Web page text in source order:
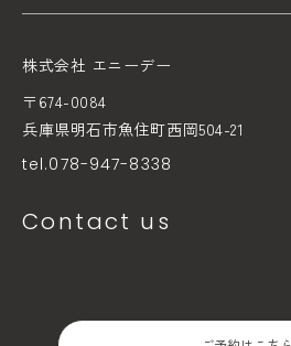
株式会社 エニーデー
〒674-0084
兵庫県明石市魚住町西岡504-21
tel.078-947-8338
Contact us